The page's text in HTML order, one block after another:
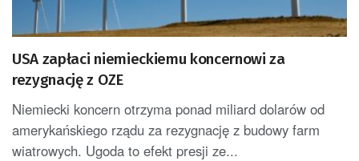
USA zapłaci niemieckiemu koncernowi za
rezygnację z OZE
Niemiecki koncern otrzyma ponad miliard dolarów od
amerykańskiego rządu za rezygnację z budowy farm
wiatrowych. Ugoda to efekt presji ze...